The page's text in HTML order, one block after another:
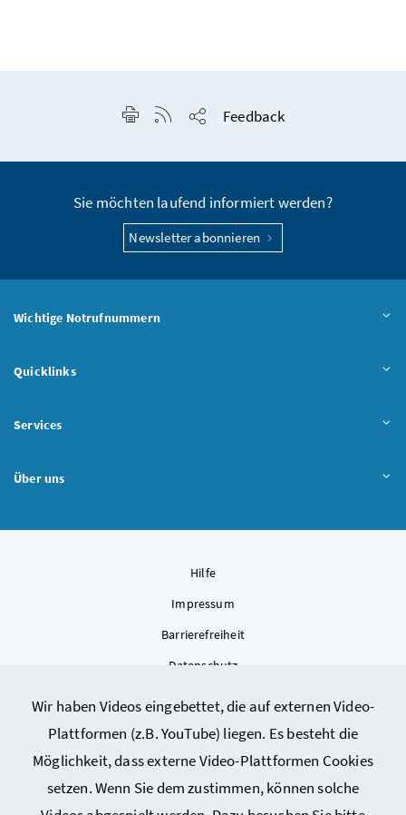
Wir haben Videos eingebettet, die auf externen Video-
Plattformen (z.B. YouTube) liegen. Es besteht die
Möglichkeit, dass externe Video-Plattformen Cookies
setzen. Wenn Sie dem zustimmen, können solche
Seite drucken
RSS-Feed anzeigen
Feedback
Sie möchten laufend informiert werden?
Newsletter abonnieren
Wichtige Notrufnummern
Quicklinks
Services
Über uns
Hilfe
Impressum
Barrierefreiheit
Datenschutz
Sitemap
Cookie-Einstellungen